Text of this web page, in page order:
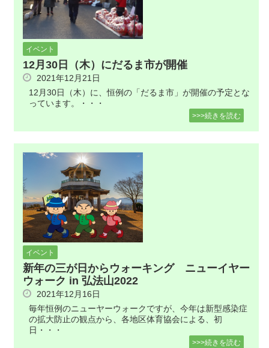
イベント
12月30日（木）にだるま市が開催
2021年12月21日
12月30日（木）に、恒例の「だるま市」が開催の予定とな
っています。・・・
>>>続きを読む
イベント
新年の三が日からウォーキング ニューイヤー
ウォーク in 弘法山2022
2021年12月16日
毎年恒例のニューヤーウォークですが、今年は新型感染症
の拡大防止の観点から、各地区体育協会による、初
日・・・
>>>続きを読む